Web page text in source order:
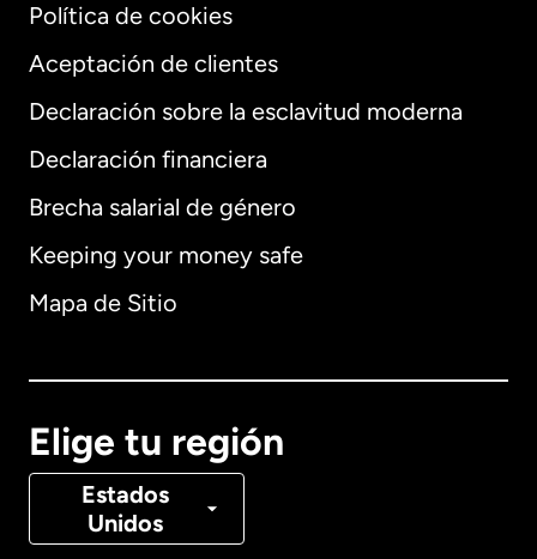
Política de cookies
Aceptación de clientes
Declaración sobre la esclavitud moderna
Declaración financiera
Brecha salarial de género
Keeping your money safe
Mapa de Sitio
Elige tu región
Estados
Unidos
Internacional English
Alemania
Canadá Français